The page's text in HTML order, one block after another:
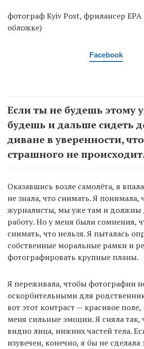
фотограф Kyiv Post, фрилансер
обложке)
Facebook
Если ты не будешь этому
будешь и дальше сидеть
диване в уверенности,
страшного не происходит.
Оказавшись возле самолёта, я
не знала, что снимать. Я
журналисты, мы уже там и должны
работу. Но у меня были сомнения,
снимать, что нельзя. Я пыталась
собственные моральные рамки и
фотографировать крупные планы.
Я переживала, чтобы фотографии
оскорбительными для
вот этот контраст — красивое
меня сильные эмоции. Я сняла так,
видно лица, нижних частей тела.
изувечен, конечно, я бы не